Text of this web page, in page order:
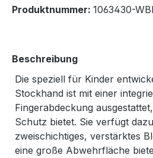
Produktnummer: 1063430-
Beschreibung
Die speziell für Kinder
Stockhand ist mit einer
Fingerabdeckung
Schutz bietet. Sie verfügt
zweischichtiges, verstärktes
eine große Abwehrfläche